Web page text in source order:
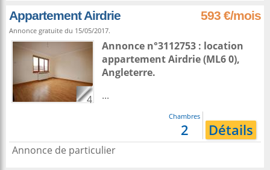
Appartement Airdrie 593 €/mois
Annonce gratuite du 15/05/2017.
4
Annonce n°3112753 : location
appartementAirdrie(ML6 0),
Angleterre.
...
Chambres
2 Détails
Annonce de particulier